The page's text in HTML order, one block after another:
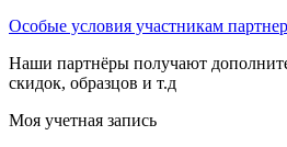
Особые условия участникам
Наши партнёры получают
скидок, образцов и т.д
Моя учетная запись